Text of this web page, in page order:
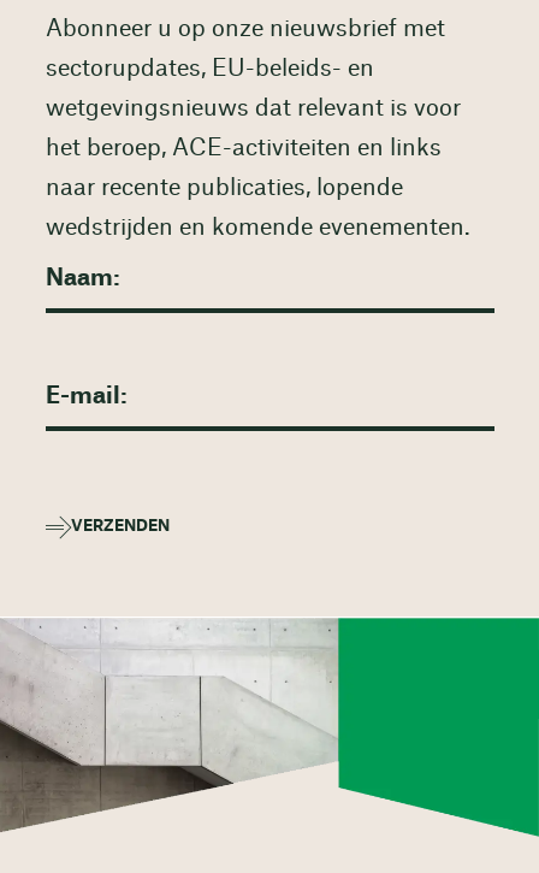
Abonneer u op onze nieuwsbrief met
sectorupdates, EU-beleids- en
wetgevingsnieuws dat relevant is voor
het beroep, ACE-activiteiten en links
naar recente publicaties, lopende
wedstrijden en komende evenementen.
VERZENDEN